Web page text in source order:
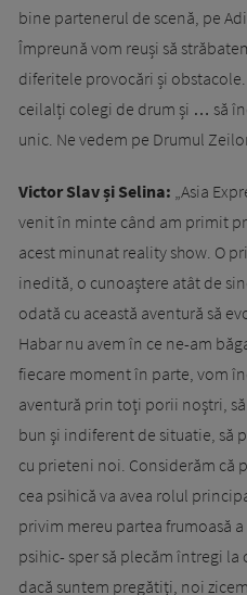
bine partenerul de scenă, pe
Împreună vom reuși să
diferitele provocări și
ceilalți colegi de drum și … să
unic. Ne vedem pe Drumul
Victor Slav și Selina: „Asia
venit în minte când am primit
acest minunat reality show. O
inedită, o cunoaştere atât de
odată cu această aventură să
Habar nu avem în ce ne-am
fiecare moment în parte, vom
aventură prin toţi porii noştri,
bun şi indiferent de situatie, să
cu prieteni noi. Considerăm că
cea psihică va avea rolul
privim mereu partea frumoasă
psihic- sper să plecăm întregi
dacă suntem pregătiţi, noi